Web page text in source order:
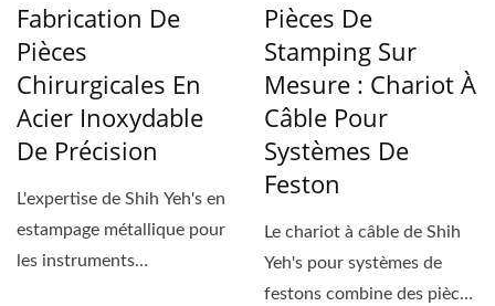
Fabrication De
Pièces
Chirurgicales En
Acier Inoxydable
De Précision
L'expertise de Shih Yeh's en
estampage métallique pour
les instruments
Pièces De
Stamping Sur
Mesure : Chariot À
Câble Pour
Systèmes De
Feston
Le chariot à câble de Shih
Yeh's pour systèmes de
festons combine des pièces